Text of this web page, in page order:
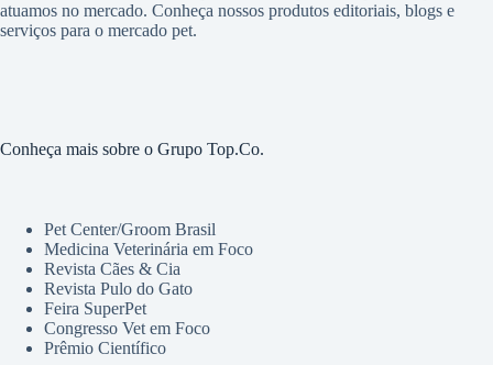
atuamos no mercado. Conheça nossos produtos editoriais, blogs e
serviços para o mercado pet.
Conheça mais sobre o Grupo Top.Co.
Pet Center/Groom Brasil
Medicina Veterinária em Foco
Revista Cães & Cia
Revista Pulo do Gato
Feira SuperPet
Congresso Vet em Foco
Prêmio Científico